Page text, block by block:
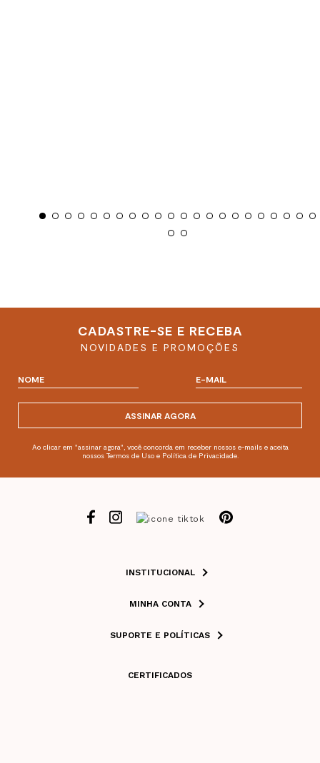
CADASTRE-SE E RECEBA
NOVIDADES E PROMOÇÕES
ASSINAR AGORA
Ao clicar em "assinar agora", você concorda em receber nossos e-mails e aceita
nossos Termos de Uso e Política de Privacidade.
INSTITUCIONAL
MINHA CONTA
SUPORTE E POLÍTICAS
CERTIFICADOS